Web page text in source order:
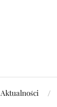
Aktualności